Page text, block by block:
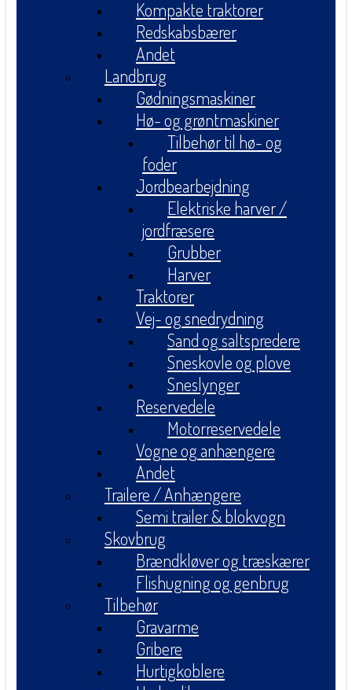
Kompakte traktorer
Redskabsbærer
Andet
Landbrug
Gødningsmaskiner
Hø- og grøntmaskiner
Tilbehør til hø- og
foder
Jordbearbejdning
Elektriske harver /
jordfræsere
Grubber
Harver
Traktorer
Vej- og snedrydning
Sand og saltspredere
Sneskovle og plove
Sneslynger
Reservedele
Motorreservedele
Vogne og anhængere
Andet
Trailere / Anhængere
Semi trailer & blokvogn
Skovbrug
Brændkløver og træskærer
Flishugning og genbrug
Tilbehør
Gravarme
Gribere
Hurtigkoblere